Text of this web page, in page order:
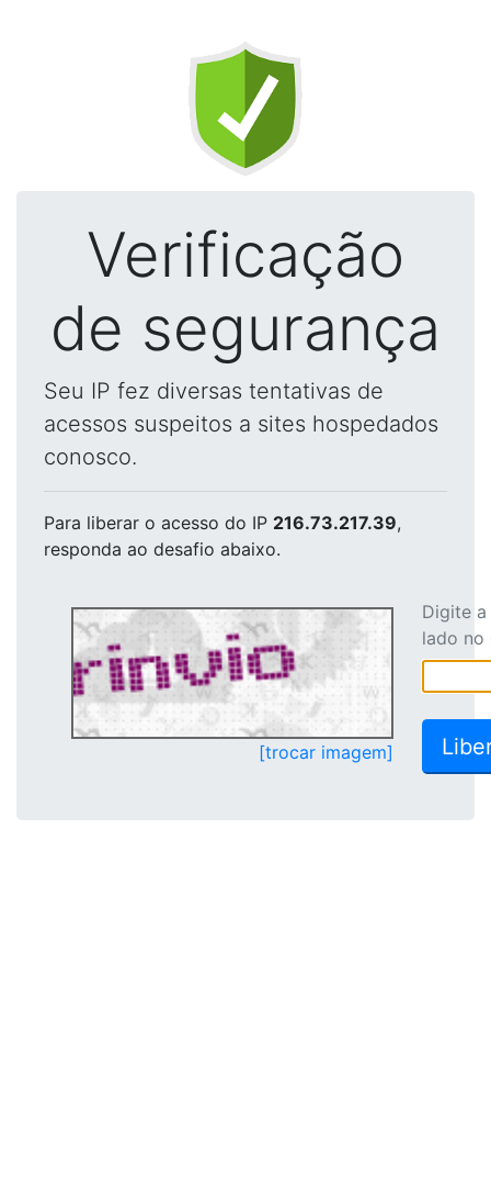
Verificação
de segurança
Seu IP fez diversas tentativas de
acessos suspeitos a sites hospedados
conosco.
Para liberar o acesso do IP 216.73.217.39,
responda ao desafio abaixo.
[trocar imagem]
Digite
lado no